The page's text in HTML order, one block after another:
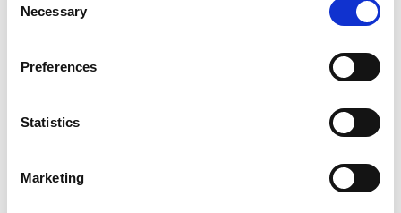
Selection
Necessary
Preferences
Statistics
Marketing